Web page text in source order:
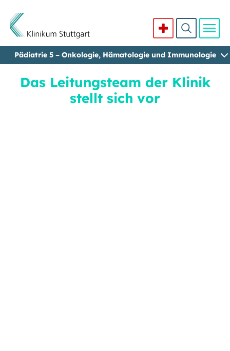
Direkt zum Inhalt
Pädiatrie 5 – Onkologie, Hämatologie und Immunologie
Das Leitungsteam der Klinik
stellt sich vor